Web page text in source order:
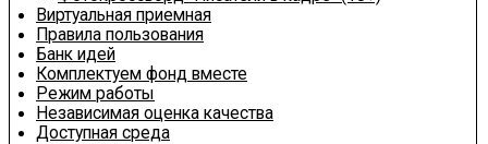
Виртуальная приемная
Правила пользования
Банк идей
Комплектуем фонд вместе
Режим работы
Независимая оценка качества
Доступная среда